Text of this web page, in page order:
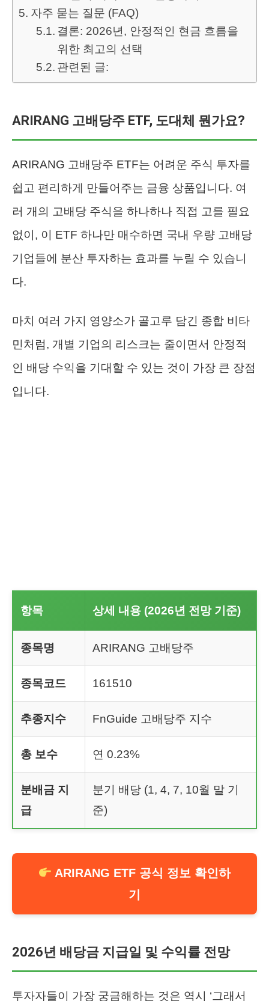
자주 묻는 질문 (FAQ)
결론: 2026년, 안정적인 현금 흐름을
위한 최고의 선택
관련된 글:
ARIRANG 고배당주 ETF, 도대체 뭔가요?
ARIRANG 고배당주 ETF는 어려운 주식 투자를
쉽고 편리하게 만들어주는 금융 상품입니다. 여
러 개의 고배당 주식을 하나하나 직접 고를 필요
없이, 이 ETF 하나만 매수하면 국내 우량 고배당
기업들에 분산 투자하는 효과를 누릴 수 있습니
다.
마치 여러 가지 영양소가 골고루 담긴 종합 비타
민처럼, 개별 기업의 리스크는 줄이면서 안정적
인 배당 수익을 기대할 수 있는 것이 가장 큰 장점
입니다.
항목 상세 내용 (2026년 전망 기준)
종목명 ARIRANG 고배당주
종목코드 161510
추종지수 FnGuide 고배당주 지수
총 보수 연 0.23%
분배금 지
급
분기 배당 (1, 4, 7, 10월 말 기
준)
ARIRANG ETF 공식 정보 확인하
기
2026년 배당금 지급일 및 수익률 전망
투자자들이 가장 궁금해하는 것은 역시 ‘그래서